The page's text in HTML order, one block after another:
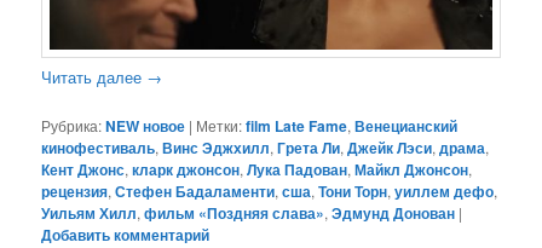
Читать далее →
Рубрика:NEW новое | Метки:film Late Fame,Венецианский
кинофестиваль,Винс Эджхилл,Грета Ли,Джейк Лэси,драма,
Кент Джонс,кларк джонсон,Лука Падован,Майкл Джонсон,
рецензия,Стефен Бадаламенти,сша,Тони Торн,уиллем дефо,
Уильям Хилл,фильм «Поздняя слава»,Эдмунд Донован |
Добавить комментарий